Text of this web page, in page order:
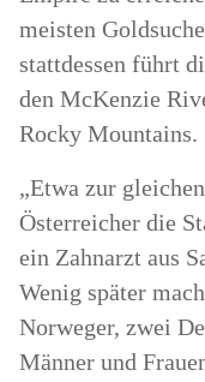
meisten
stattdessen führt
den McKenzie
Rocky Mountains.
„Etwa zur
Österreicher die
ein Zahnarzt aus
Wenig später
Norweger, zwei
Männer und